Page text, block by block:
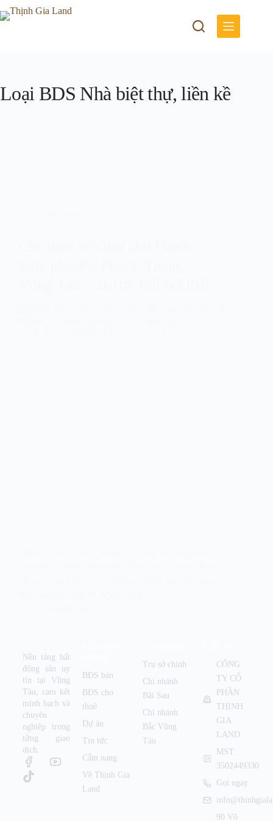
Loại BDS Nhà biệt thự, liền kề
Nền tảng bất
động sản uy
tín tại Vũng
Tàu, cam kết
minh bạch và
chuyên
nghiệp trong
từng giao
dịch.
BĐS bán
BĐS cho
thuê
Dự án
Tin tức
Cẩm nang
Về Thịnh Gia
Land
Trụ sở chính
Chi nhánh
Bãi Sau
Chi nhánh
Bắc Vũng
Tàu
CÔNG
TY CỔ
PHẦN
THỊNH
GIA
LAND
MST:
3502449330
Gọi ngay
90 Võ